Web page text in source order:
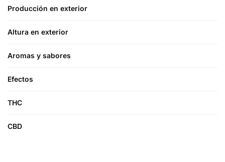
Producción en exterior
Altura en exterior
Aromas y sabores
Efectos
THC
CBD